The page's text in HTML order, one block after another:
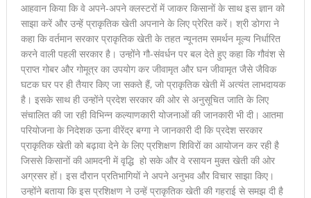
आहवान किया कि वे अपने-अपने क्लस्टरों में जाकर किसानों के साथ इस ज्ञान को
साझा करें और उन्हें प्राकृतिक खेती अपनाने के लिए प्रेरित करें। श्री डोगरा ने
कहा कि वर्तमान सरकार प्राकृतिक खेती के तहत न्यूनतम समर्थन मूल्य निर्धारित
करने वाली पहली सरकार है। उन्होंने गौ-संवर्धन पर बल देते हुए कहा कि गौवंश से
प्राप्त गोबर और गोमूत्र का उपयोग कर जीवामृत और घन जीवामृत जैसे जैविक
घटक घर पर ही तैयार किए जा सकते हैं, जो प्राकृतिक खेती में अत्यंत लाभदायक
है। इसके साथ ही उन्होंने प्रदेश सरकार की ओर से अनुसूचित जाति के लिए
संचालित की जा रही विभिन्न कल्याणकारी योजनाओं की जानकारी भी दी। आतमा
परियोजना के निदेशक ऊना वीरेंद्र बग्गा ने जानकारी दी कि प्रदेश सरकार
प्राकृतिक खेती को बढ़ावा देने के लिए प्रशिक्षण शिविरों का आयोजन कर रही है
जिससे किसानों की आमदनी में वृद्धि हो सके और वे रसायन मुक्त खेती की ओर
अग्रसर हों। इस दौरान प्रतिभागियों ने अपने अनुभव और विचार साझा किए।
उन्होंने बताया कि इस प्रशिक्षण ने उन्हें प्राकृतिक खेती की गहराई से समझ दी है